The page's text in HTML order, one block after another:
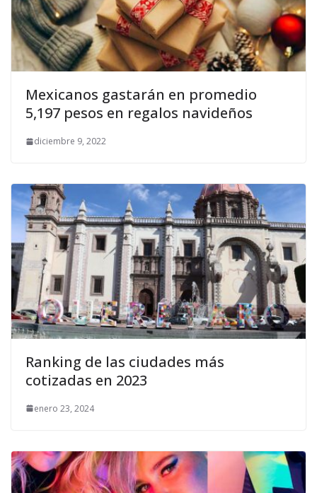
Mexicanos gastarán en promedio
5,197 pesos en regalos navideños
diciembre 9, 2022
Ranking de las ciudades más
cotizadas en 2023
enero 23, 2024